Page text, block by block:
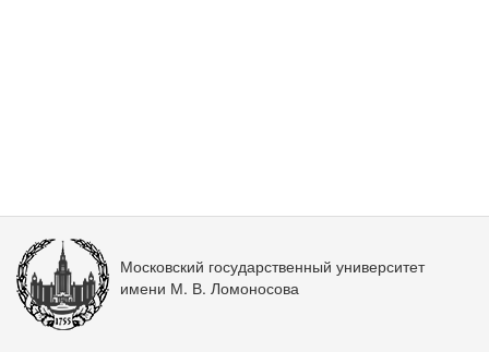
Московский государственный университет
имени М. В. Ломоносова